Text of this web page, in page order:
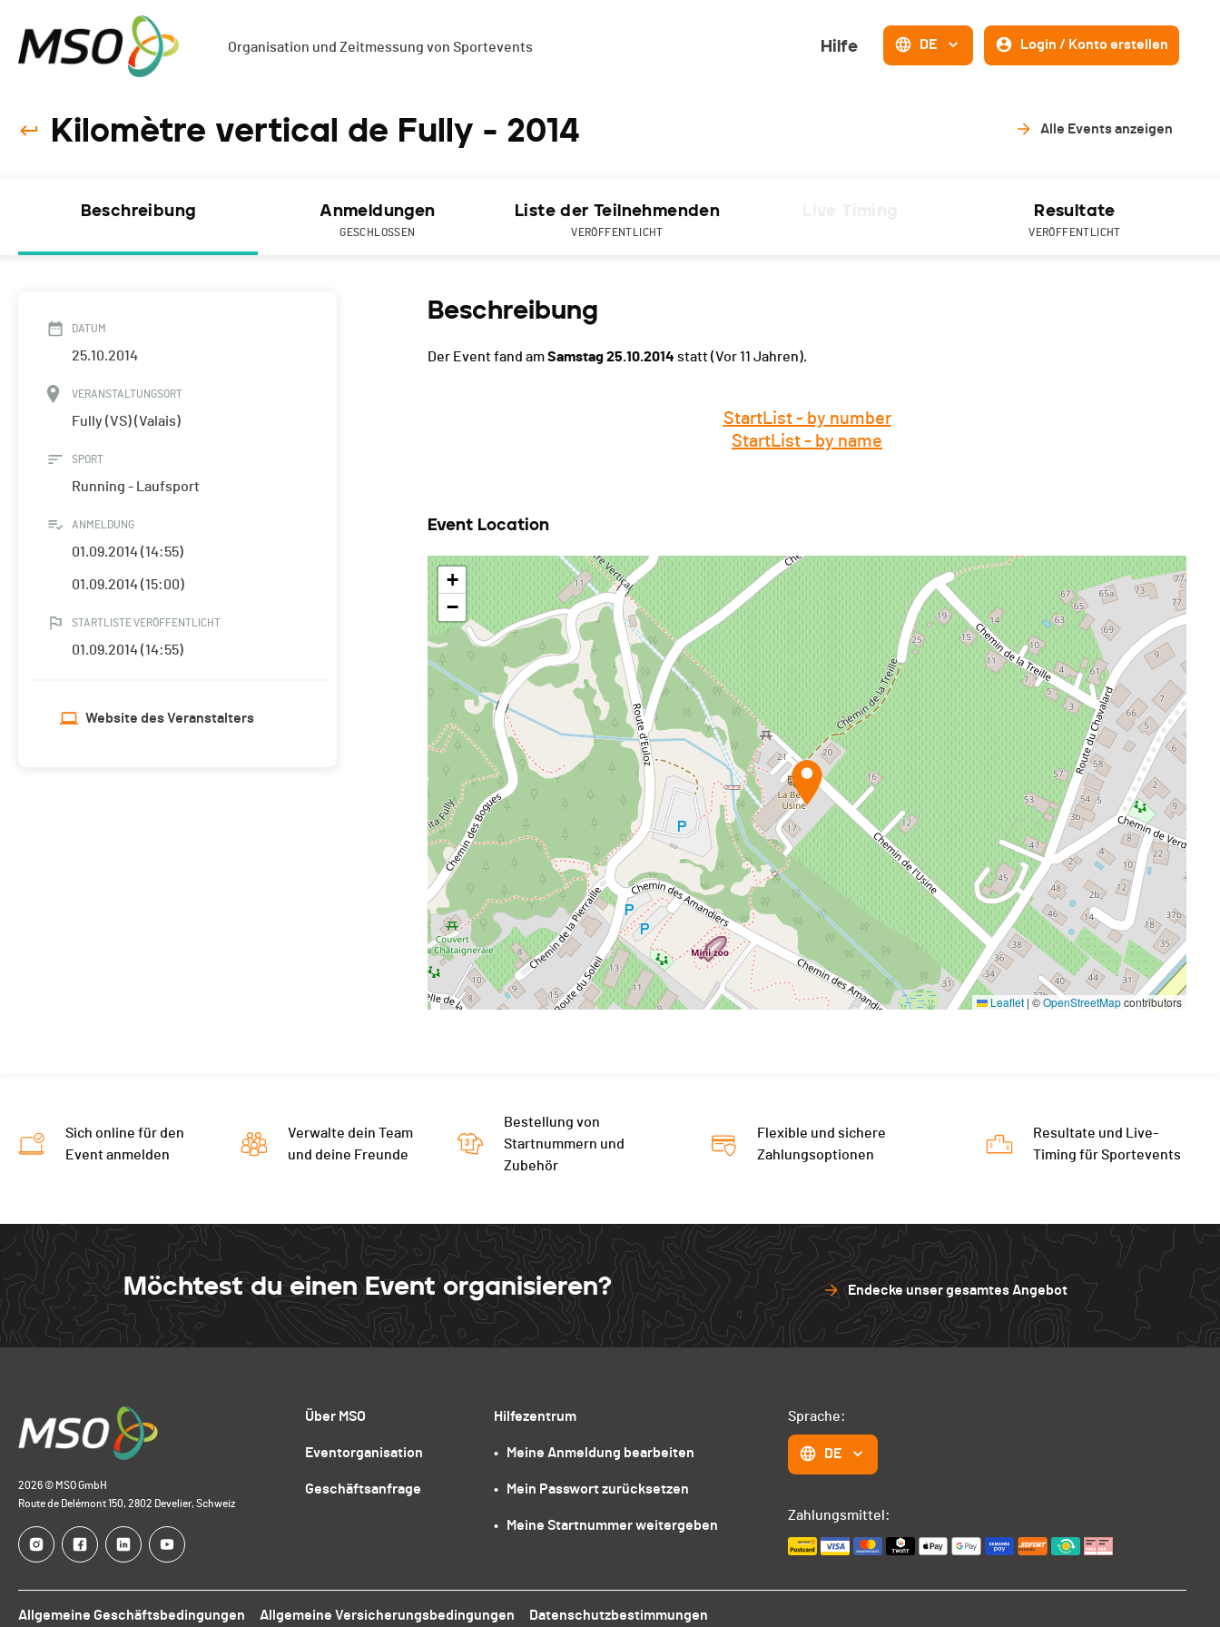
Organisation und Zeitmessung von Sportevents Hilfe DE Login / Konto erstellen
Kilomètre vertical de Fully - 2014 Alle Events anzeigen
Beschreibung Anmeldungen
GESCHLOSSEN
Liste der Teilnehmenden
VERÖFFENTLICHT
Resultate
VERÖFFENTLICHT
DATUM
25.10.2014
VERANSTALTUNGSORT
Fully (VS) (Valais)
SPORT
Running - Laufsport
ANMELDUNG
01.09.2014 (14:55)
01.09.2014 (15:00)
STARTLISTE VERÖFFENTLICHT
01.09.2014 (14:55)
Website des Veranstalters
Beschreibung
Der Event fand amSamstag 25.10.2014 statt(Vor 11 Jahren).
StartList - by number
StartList - by name
Event Location
+
−
Leaflet | ©OpenStreetMapcontributors
Sich online für den
Event anmelden
Verwalte dein Team
und deine Freunde
Bestellung von
Startnummern und
Zubehör
Flexible und sichere
Zahlungsoptionen
Resultate und Live-
Timing für Sportevents
Möchtest du einen Event organisieren? Endecke unser gesamtes Angebot
2026 © MSO GmbH
Route de Delémont 150, 2802 Develier, Schweiz
Über MSO
Eventorganisation
Geschäftsanfrage
Hilfezentrum
•   Meine Anmeldung bearbeiten
•   Mein Passwort zurücksetzen
•   Meine Startnummer weitergeben
Sprache:
DE
Zahlungsmittel:
Allgemeine Geschäftsbedingungen Allgemeine Versicherungsbedingungen Datenschutzbestimmungen